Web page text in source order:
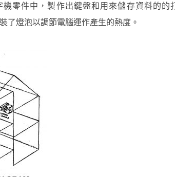
零件中，製作出鍵盤和用來儲存資料的的
了燈泡以調節電腦運作產生的熱度。